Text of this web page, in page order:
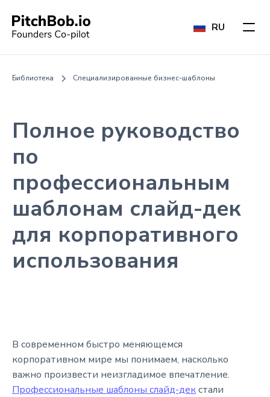
RU
Библиотека Специализированные бизнес-шаблоны
Полное руководство
по
профессиональным
шаблонам слайд-дек
для корпоративного
использования
В современном быстро меняющемся
корпоративном мире мы понимаем, насколько
важно произвести неизгладимое впечатление.
Профессиональные шаблоны слайд-декстали